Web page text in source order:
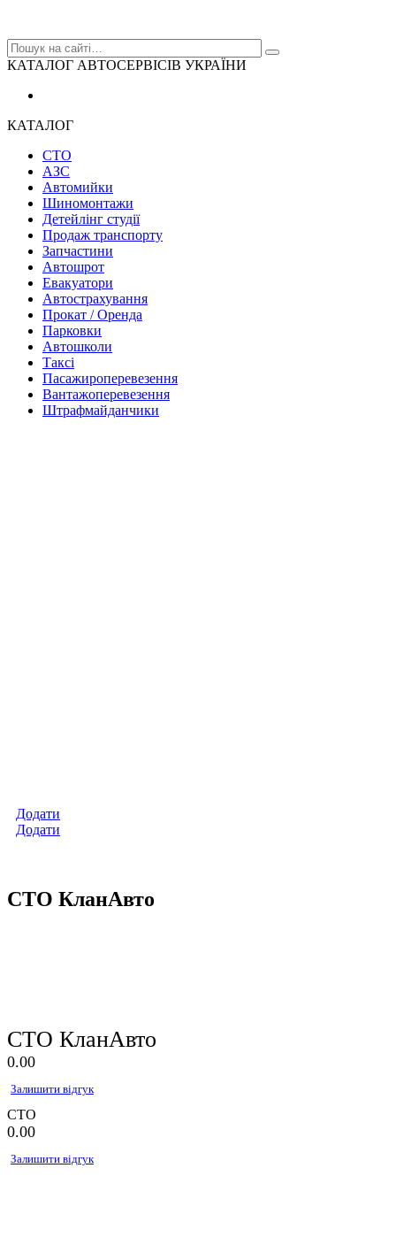
КАТАЛОГ АВТОСЕРВІСІВ УКРАЇНИ
КАТАЛОГ
СТО
АЗС
Автомийки
Шиномонтажи
Детейлінг студії
Продаж транспорту
Запчастини
Автошрот
Евакуатори
Автострахування
Прокат / Оренда
Парковки
Автошколи
Таксі
Пасажироперевезення
Вантажоперевезення
Штрафмайданчики
Додати
Додати
СТО КланАвто
СТО КланАвто
0.00
Залишити відгук
СТО
0.00
Залишити відгук